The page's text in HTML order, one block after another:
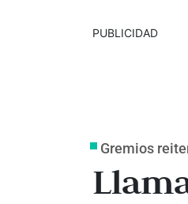
PUBLICIDAD
Gremios